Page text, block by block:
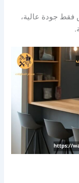
فقط جودة عالية،